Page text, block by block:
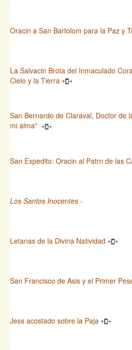
Oracin a San Bartolom para la Paz y
La Salvacin Brota del Inmaculado
Cielo y la Tierra
San Bernardo de Claraval, Doctor de
mi alma"
San Expedito: Oracin al Patrn de las
Los Santos Inocentes -
Letanas de la Divina Natividad
San Francisco de Asis y el Primer
Jess acostado sobre la Paja